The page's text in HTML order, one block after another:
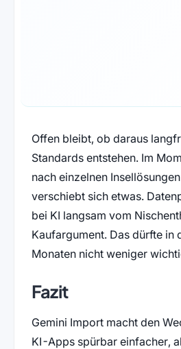
Offen bleibt, ob daraus
Standards entstehen. Im
nach einzelnen
verschiebt sich etwas.
bei KI langsam vom
Kaufargument. Das dürfte in
Monaten nicht weniger
Fazit
Gemini Import macht den
KI-Apps spürbar einfacher,